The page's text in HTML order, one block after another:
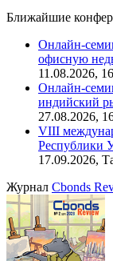
Поиск
Ближайшие
Онлайн-
офисную
11.08.2026,
Онлайн-
индийский
VIII
Республики
17.09.2026,
ЖурналCbonds